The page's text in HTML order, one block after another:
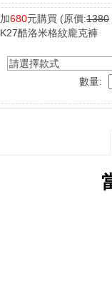
加680元購買 (原價:1380
K27酷洛米格紋龐克褲
請選擇款式
數量: